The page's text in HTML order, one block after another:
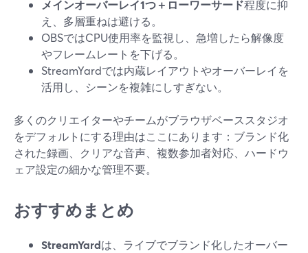
メインオーバーレイ1つ＋ローワーサード程度に抑
え、多層重ねは避ける。
OBSではCPU使用率を監視し、急増したら解像度
やフレームレートを下げる。
StreamYardでは内蔵レイアウトやオーバーレイを
活用し、シーンを複雑にしすぎない。
多くのクリエイターやチームがブラウザベーススタジオ
をデフォルトにする理由はここにあります：ブランド化
された録画、クリアな音声、複数参加者対応、ハードウ
ェア設定の細かな管理不要。
おすすめまとめ
StreamYardは、ライブでブランド化したオーバー